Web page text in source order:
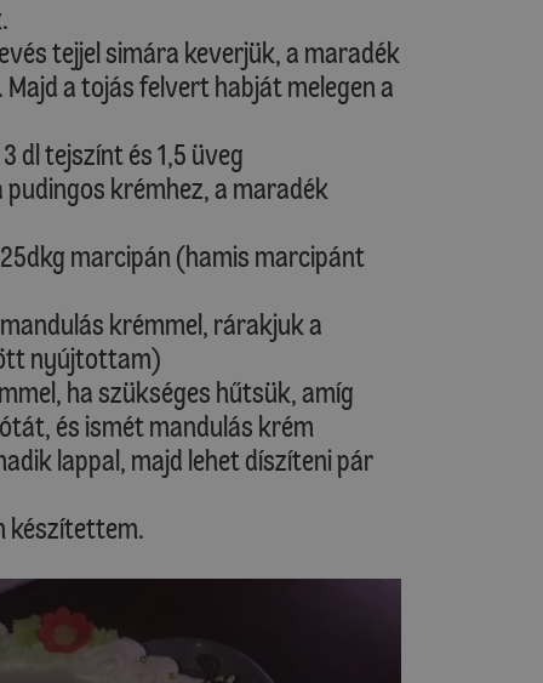
tejjel simára keverjük, a maradék
a tojás felvert habját melegen a
dl tejszínt és 1,5 üveg
krémhez, a maradék
marcipán (hamis marcipánt
krémmel, rárakjuk a
nyújtottam)
ha szükséges hűtsük, amíg
és ismét mandulás krém
lappal, majd lehet díszíteni pár
készítettem.